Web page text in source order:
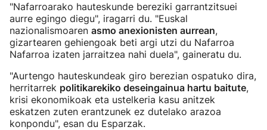
"Nafarroarako hauteskunde bereziki garrantzitsuei
aurre egingo diegu", iragarri du. "Euskal
nazionalismoaren asmo anexionisten aurrean,
gizartearen gehiengoak beti argi utzi du Nafarroa
Nafarroa izaten jarraitzea nahi duela", gaineratu du.
"Aurtengo hauteskundeak giro berezian ospatuko dira,
herritarrek politikarekiko deseingainua hartu baitute,
krisi ekonomikoak eta ustelkeria kasu anitzek
eskatzen zuten erantzunek ez dutelako arazoa
konpondu", esan du Esparzak.